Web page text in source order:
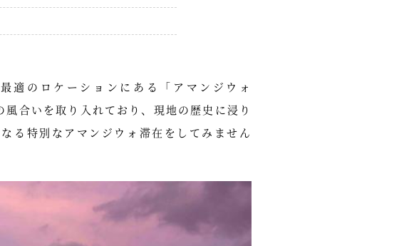
適のロケーションにある「アマンジウォ
合いを取り入れており、現地の歴史に浸り
る特別なアマンジウォ滞在をしてみません